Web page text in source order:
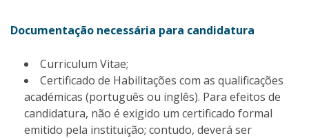
Documentação necessária para candidatura
Curriculum Vitae;
Certificado de Habilitações com as qualificações
académicas (português ou inglês). Para efeitos de
candidatura, não é exigido um certificado formal
emitido pela instituição; contudo, deverá ser